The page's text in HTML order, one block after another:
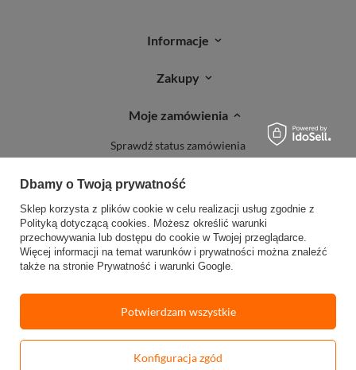
Dodaj do koszyka
Informacje
Zakupy
Moje zamówienia
Sprawdź status zamówienia
Zwroty
W sklepie prezentujemy ceny brutto (z VAT).
Stawki VAT dla konsumentów z
kraju:Polska.
Dbamy o Twoją prywatność
Sklep korzysta z plików cookie w celu realizacji usług zgodnie z
Polityką dotyczącą cookies. Możesz określić warunki
przechowywania lub dostępu do cookie w Twojej przeglądarce.
Więcej informacji na temat warunków i prywatności można znaleźć
także na stronie Prywatność i warunki Google.
Konfiguracja zgód
Potwierdzam wszystkie